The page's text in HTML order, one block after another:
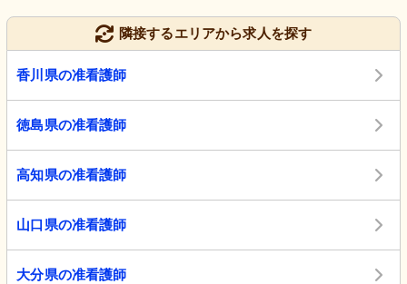
隣接するエリアから求人を探す
香川県の准看護師
徳島県の准看護師
高知県の准看護師
山口県の准看護師
大分県の准看護師